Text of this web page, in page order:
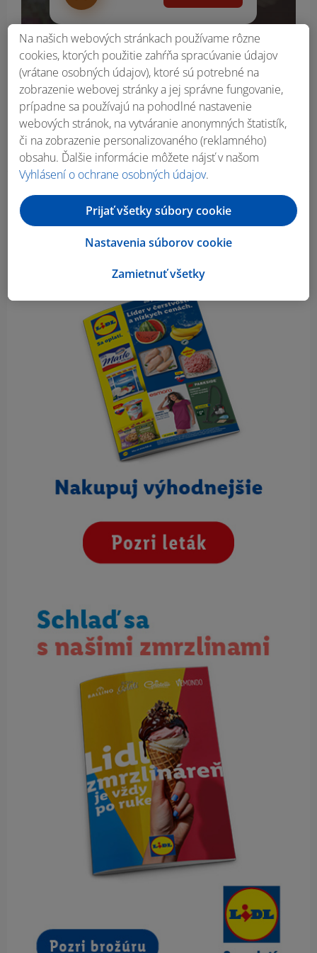
Obsah bočného panela
Na našich webových stránkach používame rôzne
cookies, ktorých použitie zahŕňa spracúvanie údajov
(vrátane osobných údajov), ktoré sú potrebné na
zobrazenie webovej stránky a jej správne fungovanie,
prípadne sa používajú na pohodlné nastavenie
webových stránok, na vytváranie anonymných štatistík,
či na zobrazenie personalizovaného (reklamného)
obsahu. Ďalšie informácie môžete nájsť v našom
Vyhlásení o ochrane osobných údajov.
Zamietnuť všetky
Nastavenia súborov cookie
Prijať všetky súbory cookie